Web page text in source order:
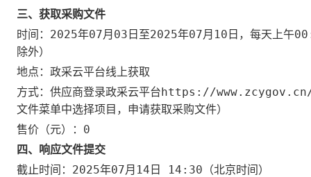
三、获取采购文件
时间： 2025年07月03日 至2025年07月10日 ，每天上午
除外）
地点： 政采云平台线上获取
方式： 供应商登录政采云平台https://www.zcygov.cn/
文件菜单中选择项目，申请获取采购文件）
售价（元）： 0
四、响应文件提交
截止时间： 2025年07月14日 14:30 （北京时间）